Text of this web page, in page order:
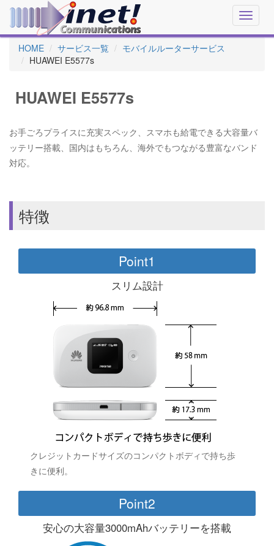
Toggle
HOME
サービス一覧
モバイルルーターサービス
HUAWEI E5577s
HUAWEI E5577s
お手ごろプライスに充実スペック、スマホも給電できる大容量バ
ッテリー搭載、国内はもちろん、海外でもつながる豊富なバンド
対応。
特徴
Point1
スリム設計
クレジットカードサイズのコンパクトボディで持ち歩
きに便利。
Point2
安心の大容量3000mAhバッテリーを搭載